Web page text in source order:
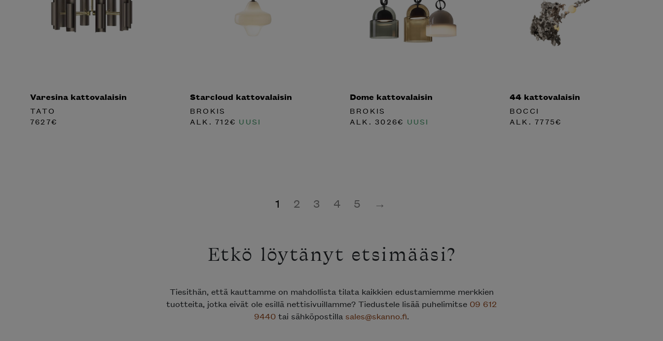
Varesina kattovalaisin
TATO
7627€
Starcloud kattovalaisin
BROKIS
ALK.712€ UUSI
Dome kattovalaisin
BROKIS
ALK. 3026€ UUSI
44 kattovalaisin
BOCCI
ALK.7775€
1 2 3 4 5 →
Etkö löytänyt etsimääsi?
Tiesithän, että kauttamme on mahdollista tilata kaikkien edustamiemme merkkien
tuotteita, jotka eivät ole esillä nettisivuillamme? Tiedustele lisää puhelimitse 09 612
9440 tai sähköpostilla sales@skanno.fi.